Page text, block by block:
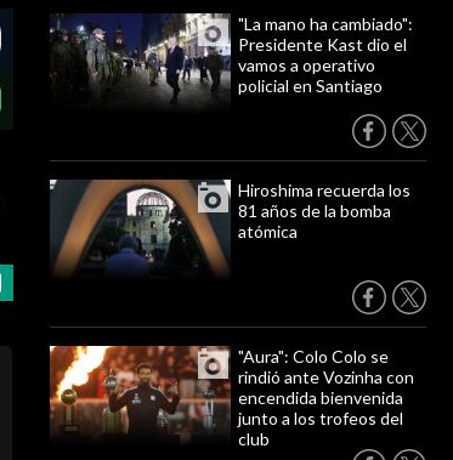
"La mano ha cambiado":
Presidente Kast dio el
vamos a operativo
policial en Santiago
Hiroshima recuerda los
81 años de la bomba
atómica
"Aura": Colo Colo se
rindió ante Vozinha con
encendida bienvenida
junto a los trofeos del
club